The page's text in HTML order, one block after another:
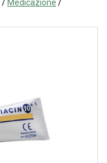
/ Medicazione /